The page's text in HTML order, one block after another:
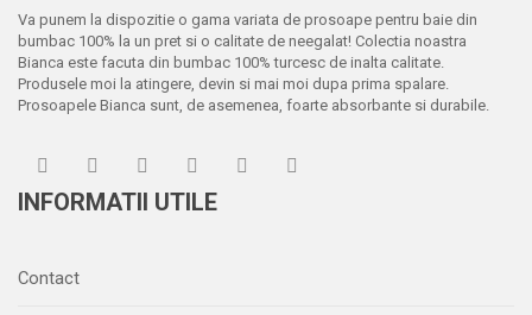
Va punem la dispozitie o gama variata de prosoape pentru baie din
bumbac 100% la un pret si o calitate de neegalat! Colectia noastra
Bianca este facuta din bumbac 100% turcesc de inalta calitate.
Produsele moi la atingere, devin si mai moi dupa prima spalare.
Prosoapele Bianca sunt, de asemenea, foarte absorbante si durabile.
INFORMATII UTILE
Contact